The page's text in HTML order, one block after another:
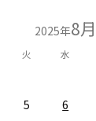
2025年8月
火 水
5 6